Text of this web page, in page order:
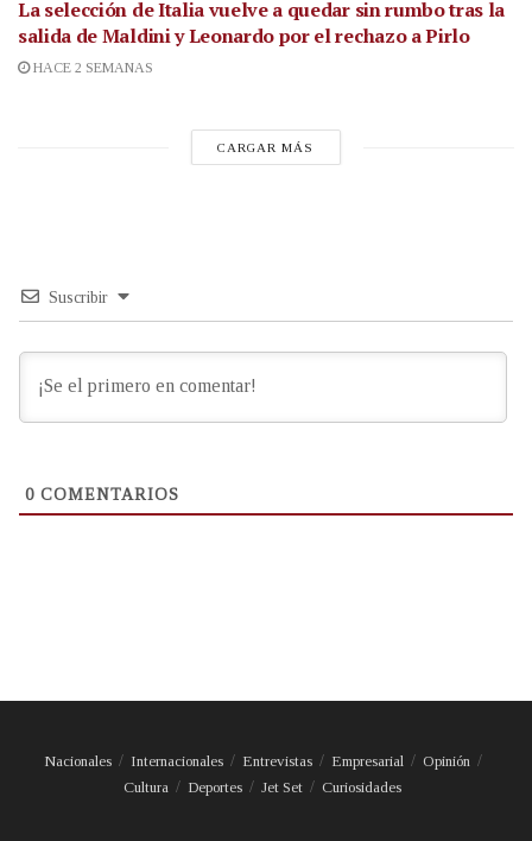
La selección de Italia vuelve a quedar sin rumbo tras la
salida de Maldini y Leonardo por el rechazo a Pirlo
HACE 2 SEMANAS
CARGAR MÁS
Suscribir
0 COMENTARIOS
Nacionales Internacionales Entrevistas Empresarial
Opinión
Cultura
Deportes Jet Set Curiosidades